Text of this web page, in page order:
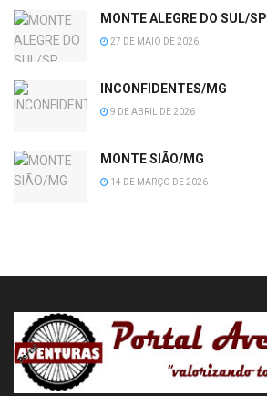
MONTE ALEGRE DO SUL/SP
27 DE MAIO DE 2026
INCONFIDENTES/MG
9 DE ABRIL DE 2026
MONTE SIÃO/MG
14 DE MARÇO DE 2026